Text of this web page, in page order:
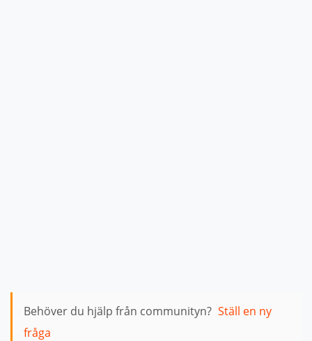
Behöver du hjälp från communityn? Ställ en ny
fråga